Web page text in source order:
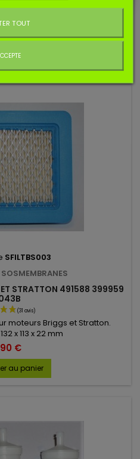
Briggs & Stratton.
€
au panier
SFILTBS003
SOSMEMBRANES
ET STRATTON 491588 399959
moteurs Briggs et Stratton.
x 113 x 22 mm
€
au panier
TOUT